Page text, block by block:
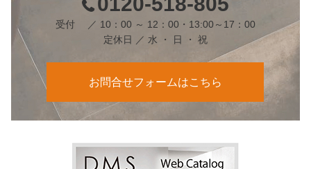
受付 ／ 10：00 ～ 12：00・13:00～17：00
定休日 ／ 水 ・ 日 ・ 祝
お問合せフォームはこちら